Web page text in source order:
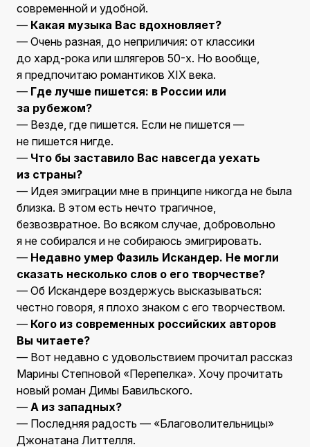
современной и удобной.
— Какая музыка Вас вдохновляет?
— Очень разная, до неприличия: от классики
до хард-рока или шлягеров 50-х. Но вообще,
я предпочитаю романтиков XIX века.
— Где лучше пишется: в России или
за рубежом?
— Везде, где пишется. Если не пишется —
не пишется нигде.
— Что бы заставило Вас навсегда уехать
из страны?
— Идея эмиграции мне в принципе никогда не была
близка. В этом есть нечто трагичное,
безвозвратное. Во всяком случае, добровольно
я не собирался и не собираюсь эмигрировать.
— Недавно умер Фазиль Искандер. Не могли
сказать несколько слов о его творчестве?
— Об Искандере воздержусь высказываться:
честно говоря, я плохо знаком с его творчеством.
— Кого из современных российских авторов
Вы читаете?
— Вот недавно с удовольствием прочитал рассказ
Марины Степновой «Перепелка». Хочу прочитать
новый роман Димы Бавильского.
— А из западных?
— Последняя радость — «Благоволительницы»
Джонатана Литтелля.